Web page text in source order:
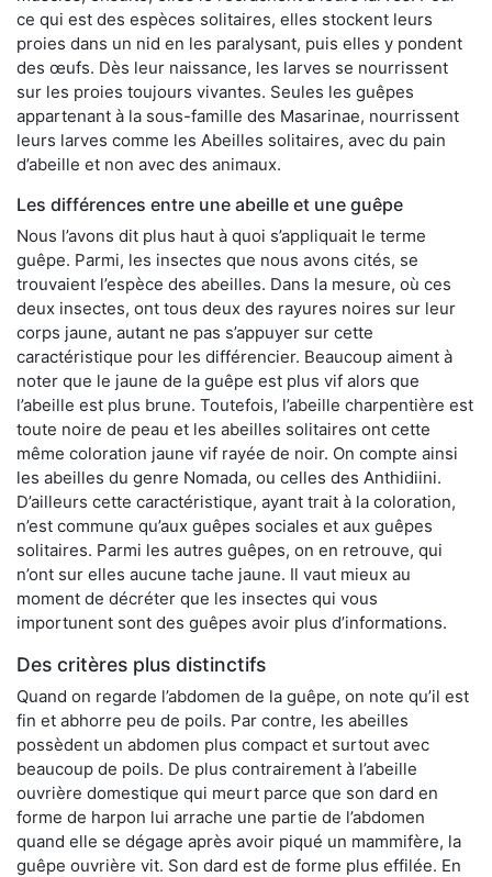
ce qui est des espèces solitaires, elles stockent leurs
proies dans un nid en les paralysant, puis elles y pondent
des œufs. Dès leur naissance, les larves se nourrissent
sur les proies toujours vivantes. Seules les guêpes
appartenant à la sous-famille des Masarinae, nourrissent
leurs larves comme les Abeilles solitaires, avec du pain
d’abeille et non avec des animaux.
Les différences entre une abeille et une guêpe
Nous l’avons dit plus haut à quoi s’appliquait le terme
guêpe. Parmi, les insectes que nous avons cités, se
trouvaient l’espèce des abeilles. Dans la mesure, où ces
deux insectes, ont tous deux des rayures noires sur leur
corps jaune, autant ne pas s’appuyer sur cette
caractéristique pour les différencier. Beaucoup aiment à
noter que le jaune de la guêpe est plus vif alors que
l’abeille est plus brune. Toutefois, l’abeille charpentière est
toute noire de peau et les abeilles solitaires ont cette
même coloration jaune vif rayée de noir. On compte ainsi
les abeilles du genre Nomada, ou celles des Anthidiini.
D’ailleurs cette caractéristique, ayant trait à la coloration,
n’est commune qu’aux guêpes sociales et aux guêpes
solitaires. Parmi les autres guêpes, on en retrouve, qui
n’ont sur elles aucune tache jaune. Il vaut mieux au
moment de décréter que les insectes qui vous
importunent sont des guêpes avoir plus d’informations.
Des critères plus distinctifs
Quand on regarde l’abdomen de la guêpe, on note qu’il est
fin et abhorre peu de poils. Par contre, les abeilles
possèdent un abdomen plus compact et surtout avec
beaucoup de poils. De plus contrairement à l’abeille
ouvrière domestique qui meurt parce que son dard en
forme de harpon lui arrache une partie de l’abdomen
quand elle se dégage après avoir piqué un mammifère, la
guêpe ouvrière vit. Son dard est de forme plus effilée. En